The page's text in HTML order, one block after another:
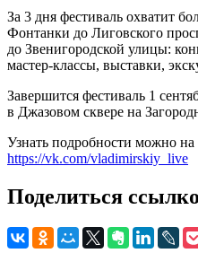
За 3 дня фестиваль охватит
Фонтанки до Лиговского
до Звенигородской улицы:
мастер-классы, выставки,
Завершится фестиваль 1
в Джазовом сквере на
Узнать подробности можно на
https://vk.com/vladimirskiy_live
Поделиться